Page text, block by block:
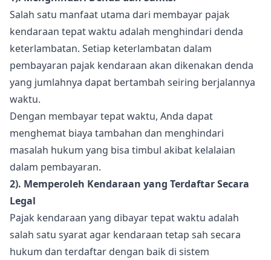
Salah satu manfaat utama dari membayar pajak
kendaraan tepat waktu adalah menghindari denda
keterlambatan. Setiap keterlambatan dalam
pembayaran pajak kendaraan akan dikenakan denda
yang jumlahnya dapat bertambah seiring berjalannya
waktu.
Dengan membayar tepat waktu, Anda dapat
menghemat biaya tambahan dan menghindari
masalah hukum yang bisa timbul akibat kelalaian
dalam pembayaran.
2). Memperoleh Kendaraan yang Terdaftar Secara
Legal
Pajak kendaraan yang dibayar tepat waktu adalah
salah satu syarat agar kendaraan tetap sah secara
hukum dan terdaftar dengan baik di sistem